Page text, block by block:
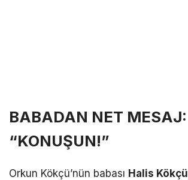
BABADAN NET MESAJ:
“KONUŞUN!”
Orkun Kökçü’nün babası Halis Kökçü